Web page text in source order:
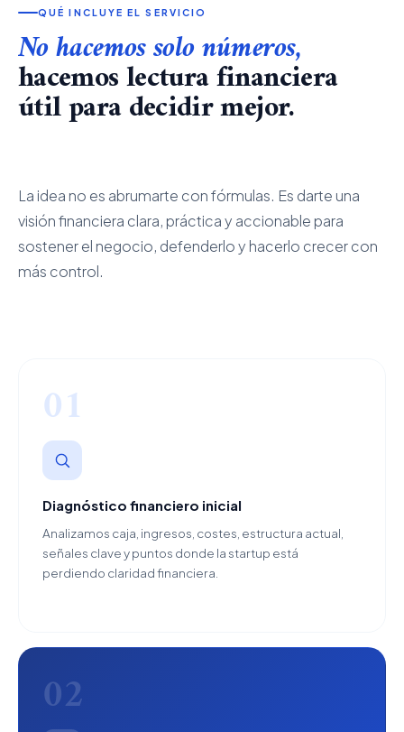
QUÉ INCLUYE EL SERVICIO
No hacemos solo números,
hacemos lectura financiera
útil para decidir mejor.
La idea no es abrumarte con fórmulas. Es darte una
visión financiera clara, práctica y accionable para
sostener el negocio, defenderlo y hacerlo crecer con
más control.
01
Diagnóstico financiero inicial
Analizamos caja, ingresos, costes, estructura actual,
señales clave y puntos donde la startup está
perdiendo claridad financiera.
02